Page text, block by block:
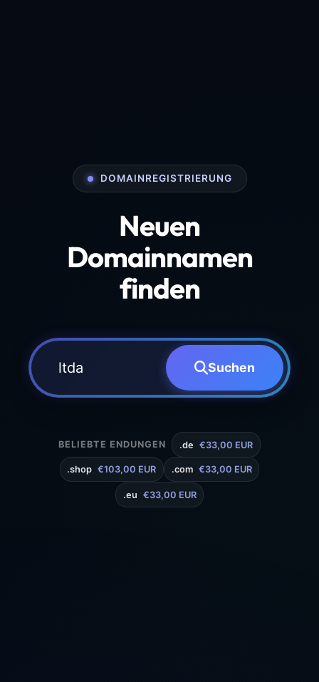
DOMAINREGISTRIERUNG
Neuen
Domainnamen
finden
Suchen
BELIEBTE ENDUNGEN .de €33,00 EUR
.shop €103,00 EUR .com €33,00 EUR
.eu €33,00 EUR